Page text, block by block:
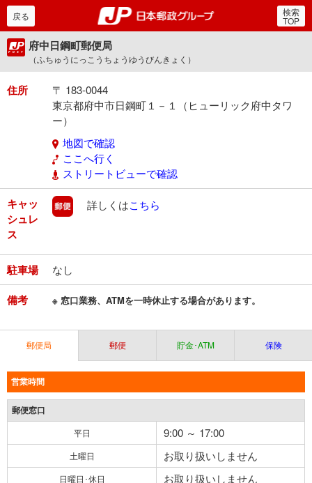
郵便局・日本郵政グルー
戻る 検索
TOP
府中日鋼町郵便局
（ふちゅうにっこうちょうゆうびんきょく）
住所
〒 183-0044
東京都府中市日鋼町１－１（ヒューリック府中タワ
ー）
地図で確認
ここへ行く
ストリートビューで確認
キャッ
シュレ
ス
郵便
詳しくはこちら
駐車場 なし
備考 ※ 窓口業務、ATMを一時休止する場合があります。
郵便局 郵便 貯金･ATM 保険
営業時間
郵便窓口
平日 9:00 ～ 17:00
土曜日 お取り扱いしません
日曜日･休日 お取り扱いしません